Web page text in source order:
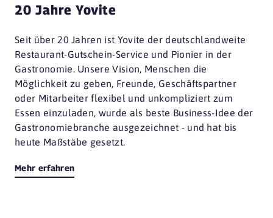
20 Jahre Yovite
Seit über 20 Jahren ist Yovite der deutschlandweite
Restaurant-Gutschein-Service und Pionier in der
Gastronomie. Unsere Vision, Menschen die
Möglichkeit zu geben, Freunde, Geschäftspartner
oder Mitarbeiter flexibel und unkompliziert zum
Essen einzuladen, wurde als beste Business-Idee der
Gastronomiebranche ausgezeichnet - und hat bis
heute Maßstäbe gesetzt.
Mehr erfahren